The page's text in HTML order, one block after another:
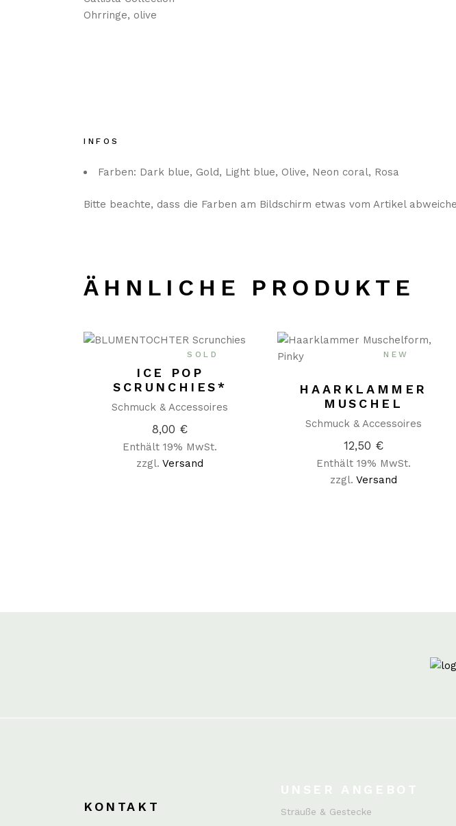
INFOS
Farben: Dark blue, Gold, Light blue, Olive, Neon coral, Rosa
Bitte beachte, dass die Farben am Bildschirm etwas vom Artikel
ÄHNLICHE PRODUKTE
SOLD
ICE POP
SCRUNCHIES*
Schmuck & Accessoires
8,00 €
Enthält 19% MwSt.
zzgl.Versand
NEW
HAARKLAMMER
MUSCHEL
Schmuck & Accessoires
12,50 €
Enthält 19% MwSt.
zzgl. Versand
KONTAKT
Sträuße & Gestecke